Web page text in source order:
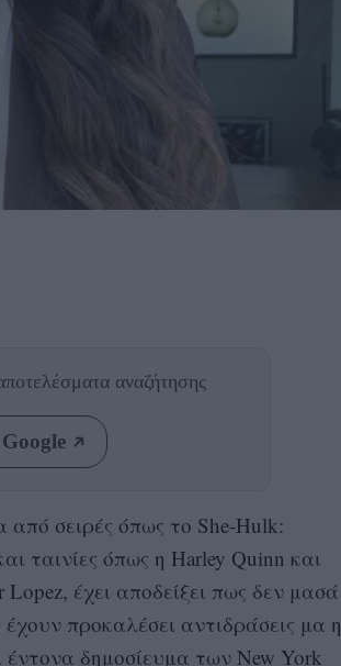
αναζήτησης
σειρές όπως το She‑Hulk:
ταινίες όπως η Harley Quinn και
έχει αποδείξει πως δεν μασά
προκαλέσει αντιδράσεις μα η
έντονα δημοσίευμα των New York